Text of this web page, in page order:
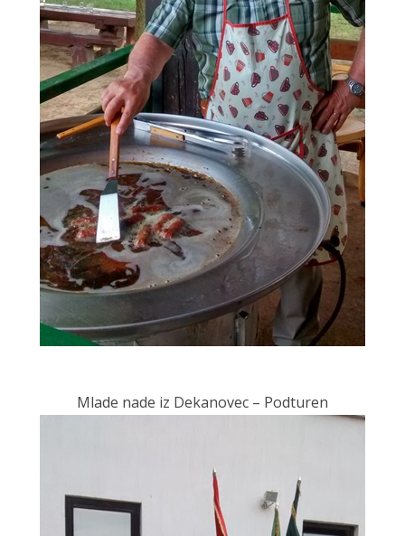
Mlade nade iz Dekanovec – Podturen